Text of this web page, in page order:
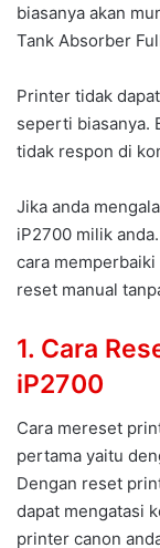
biasanya akan
Tank Absorber
Printer tidak
seperti biasanya.
tidak respon di
Jika anda
iP2700 milik
cara
reset manual
1. Cara
iP2700
Cara mereset
pertama yaitu
Dengan reset
dapat mengatasi
printer canon